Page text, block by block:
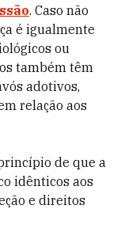
. Caso não
é igualmente
ou
também têm
adotivos,
relação aos
de que a
idênticos aos
e direitos